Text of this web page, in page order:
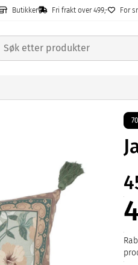
Butikker Fri frakt over 499,- For